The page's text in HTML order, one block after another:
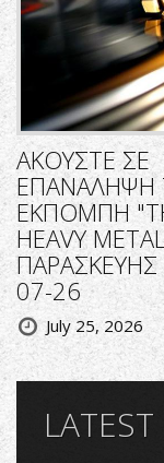
ΑΚΟΥΣΤΕ ΣΕ
ΕΠΑΝΑΛΗΨΗ
ΕΚΠΟΜΠΗ
HEAVY
ΠΑΡΑΣΚΕΥΗΣ
07-26
July 25, 2026